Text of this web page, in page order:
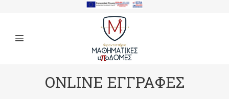
ONLINE ΕΓΓΡΑΦΕΣ